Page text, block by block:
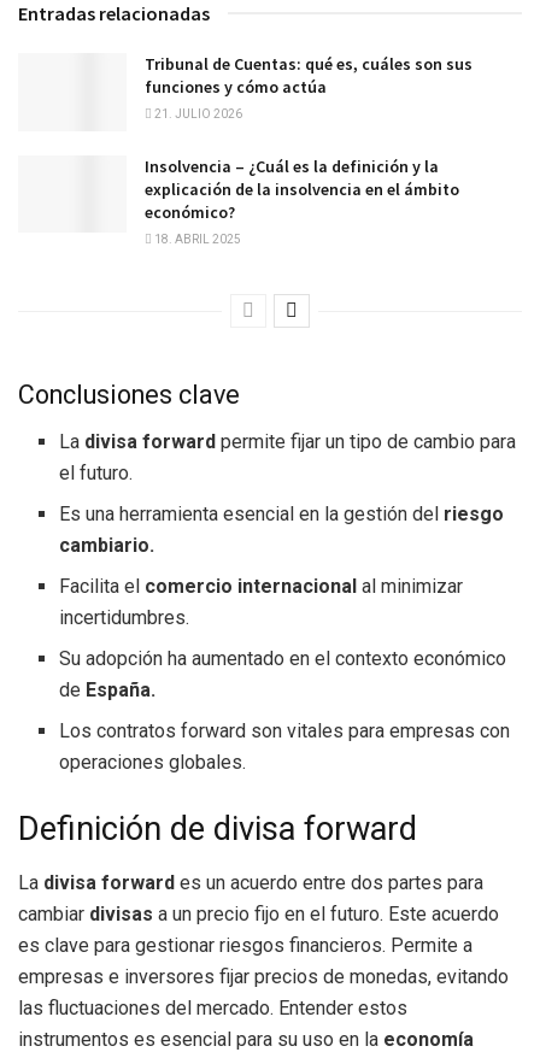
Entradas relacionadas
Tribunal de Cuentas: qué es, cuáles son sus
funciones y cómo actúa
21. JULIO 2026
Insolvencia – ¿Cuál es la definición y la
explicación de la insolvencia en el ámbito
económico?
18. ABRIL 2025
Conclusiones clave
La divisa forward permite fijar un tipo de cambio para
el futuro.
Es una herramienta esencial en la gestión del riesgo
cambiario.
Facilita el comercio internacional al minimizar
incertidumbres.
Su adopción ha aumentado en el contexto económico
de España.
Los contratos forward son vitales para empresas con
operaciones globales.
Definición de divisa forward
La divisa forward es un acuerdo entre dos partes para
cambiar divisas a un precio fijo en el futuro. Este acuerdo
es clave para gestionar riesgos financieros. Permite a
empresas e inversores fijar precios de monedas, evitando
las fluctuaciones del mercado. Entender estos
instrumentos es esencial para su uso en la economía